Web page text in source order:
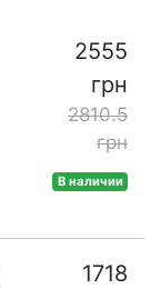
2555
грн
2810.5
грн
В наличии
1718